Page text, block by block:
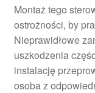
Montaż tego
ostrożności, by
Nieprawidłowe
uszkodzenia
instalację
osoba z